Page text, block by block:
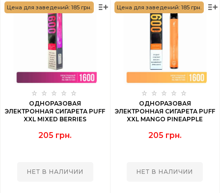
Цена для заведений: 185 грн.
ОДНОРАЗОВАЯ
ЭЛЕКТРОННАЯ СИГАРЕТА PUFF
XXL MIXED BERRIES
PUFF
205 грн.
НЕТ В НАЛИЧИИ
Цена для заведений: 185 грн.
ОДНОРАЗОВАЯ
ЭЛЕКТРОННАЯ СИГАРЕТА PUFF
XXL MANGO PINEAPPLE
205 грн.
НЕТ В НАЛИЧИИ